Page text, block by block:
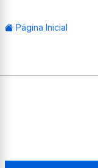
Página Inicial